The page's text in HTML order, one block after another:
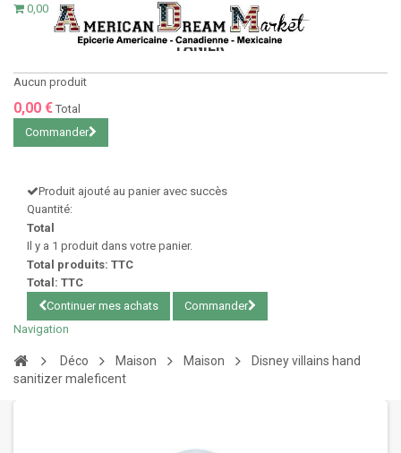
0,00 €
PANIER
Aucun produit
0,00 € Total
Commander
Produit ajouté au panier avec succès
Quantité:
Total
Il y a 1 produit dans votre panier.
Total produits: TTC
Total: TTC
Continuer mes achats
Commander
Navigation
Déco Maison Maison
Disney villains hand
sanitizer maleficent